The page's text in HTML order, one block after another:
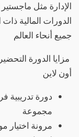
الإدارة مثل ماجستير
الدورات المالية
جميع أنحاء العالم
مزايا الدورة
أون لاين
دورة تدريبية
مجموعة
مرونة اختيار